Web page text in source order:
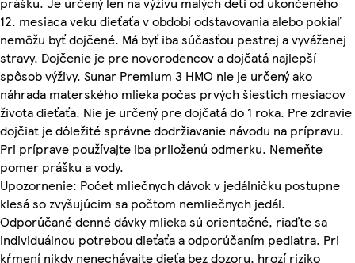
12. mesiaca veku dieťaťa v období odstavovania alebo pokiaľ
nemôžu byť dojčené. Má byť iba súčasťou pestrej a vyváženej
stravy. Dojčenie je pre novorodencov a dojčatá najlepší
spôsob výživy. Sunar Premium 3 HMO nie je určený ako
náhrada materského mlieka počas prvých šiestich mesiacov
života dieťaťa. Nie je určený pre dojčatá do 1 roka. Pre zdravie
dojčiat je dôležité správne dodržiavanie návodu na prípravu.
Pri príprave používajte iba priloženú odmerku. Nemeňte
pomer prášku a vody.
Upozornenie: Počet mliečnych dávok v jedálničku postupne
klesá so zvyšujúcim sa počtom nemliečnych jedál.
Odporúčané denné dávky mlieka sú orientačné, riaďte sa
individuálnou potrebou dieťaťa a odporúčaním pediatra. Pri
kŕmení nikdy nenechávajte dieťa bez dozoru, hrozí riziko